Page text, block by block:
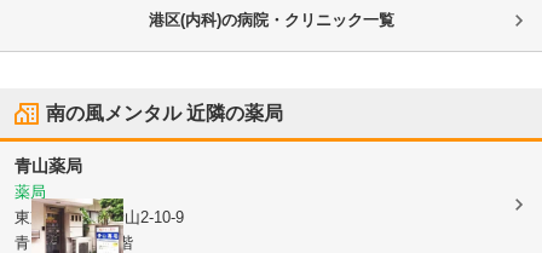
港区(内科)の病院・クリニック一覧
南の風メンタル近隣の薬局
青山薬局
薬局
東京都港区南青山2-10-9
青山田中ビル1階